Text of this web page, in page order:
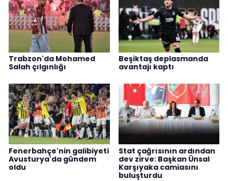
Trabzon'da Mohamed
Salah çılgınlığı
Beşiktaş deplasmanda
avantajı kaptı
Fenerbahçe'nin galibiyeti
Avusturya'da gündem
oldu
Stat çağrısının ardından
dev zirve: Başkan Ünsal
Karşıyaka camiasını
buluşturdu